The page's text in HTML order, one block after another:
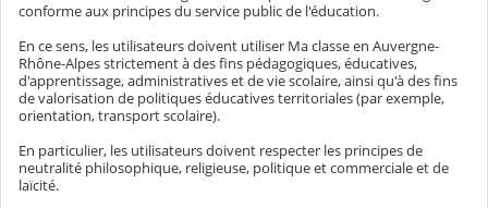
conforme aux principes du service public de l'éducation.
En ce sens, les utilisateurs doivent utiliser Ma classe en Auvergne-
Rhône-Alpes strictement à des fins pédagogiques, éducatives,
d'apprentissage, administratives et de vie scolaire, ainsi qu'à des fins
de valorisation de politiques éducatives territoriales (par exemple,
orientation, transport scolaire).
En particulier, les utilisateurs doivent respecter les principes de
neutralité philosophique, religieuse, politique et commerciale et de
laïcité.